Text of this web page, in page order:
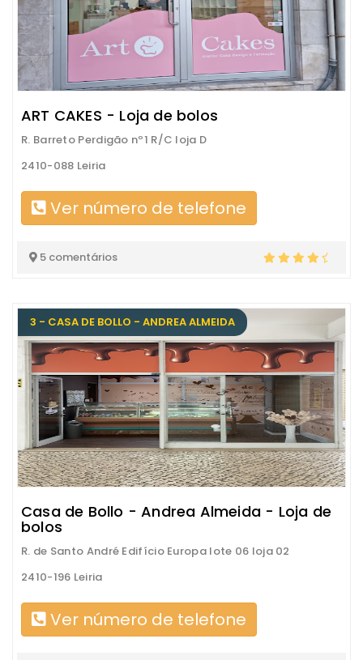
ART CAKES - Loja de bolos
R. Barreto Perdigão nº1 R/C loja D
2410-088 Leiria
Ver número de telefone
5 comentários
3 - CASA DE BOLLO - ANDREA ALMEIDA
Casa de Bollo - Andrea Almeida - Loja de
bolos
R. de Santo André Edifício Europa lote 06 loja 02
2410-196 Leiria
Ver número de telefone